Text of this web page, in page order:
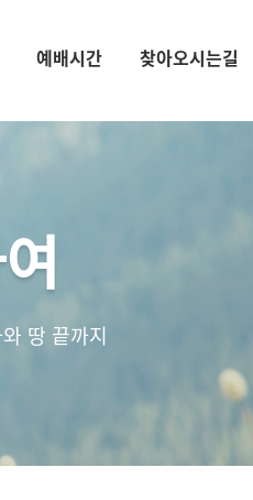
예배시간 찾아오시는길
땅 끝까지